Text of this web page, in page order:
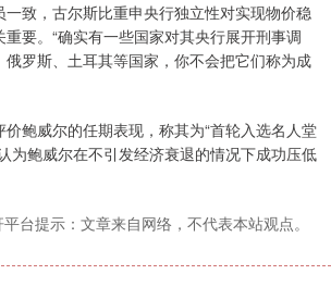
致，古尔斯比重申央行独立性对实现物价稳
要。“确实有一些国家对其央行展开刑事调
罗斯、土耳其等国家，你不会把它们称为成
鲍威尔的任期表现，称其为“首轮入选名人堂
为鲍威尔在不引发经济衰退的情况下成功压低
台提示：文章来自网络，不代表本站观点。